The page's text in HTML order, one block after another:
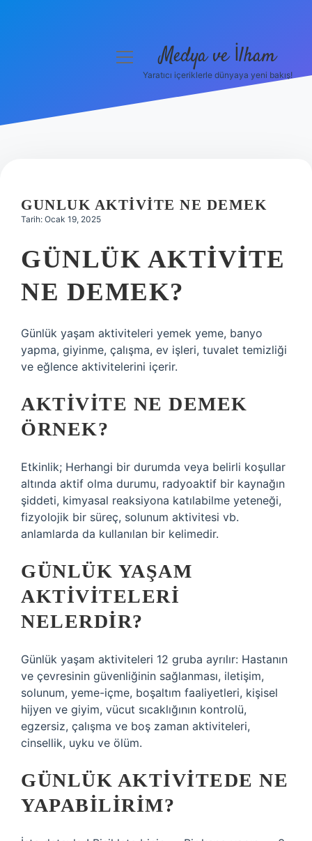
Hakkımızda
menüyüMedya ve İlham
Yaratıcı içeriklerle dünyaya yeni bakış!
GUNLUK AKTIVITE NE DEMEK
Tarih: Ocak 19, 2025
GÜNLÜK AKTIVITE
NE DEMEK?
Günlük yaşam aktiviteleri yemek yeme, banyo
yapma, giyinme, çalışma, ev işleri, tuvalet temizliği
ve eğlence aktivitelerini içerir.
AKTIVITE NE DEMEK
ÖRNEK?
Etkinlik; Herhangi bir durumda veya belirli koşullar
altında aktif olma durumu, radyoaktif bir kaynağın
şiddeti, kimyasal reaksiyona katılabilme yeteneği,
fizyolojik bir süreç, solunum aktivitesi vb.
anlamlarda da kullanılan bir kelimedir.
GÜNLÜK YAŞAM
AKTIVITELERI
NELERDIR?
Günlük yaşam aktiviteleri 12 gruba ayrılır: Hastanın
ve çevresinin güvenliğinin sağlanması, iletişim,
solunum, yeme-içme, boşaltım faaliyetleri, kişisel
hijyen ve giyim, vücut sıcaklığının kontrolü,
egzersiz, çalışma ve boş zaman aktiviteleri,
cinsellik, uyku ve ölüm.
GÜNLÜK AKTIVITEDE NE
YAPABILIRIM?